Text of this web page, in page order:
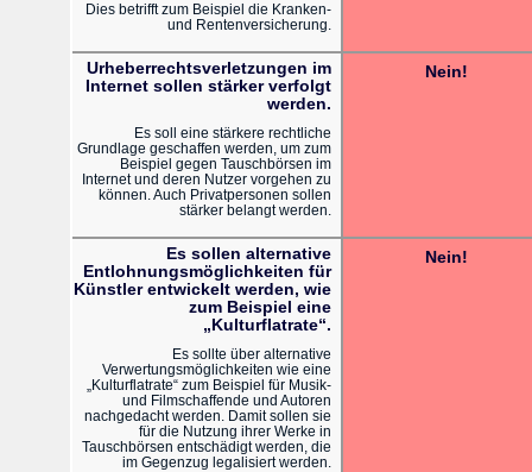
Dies betrifft zum Beispiel die Kranken-
und Rentenversicherung.
Urheberrechtsverletzungen im
Internet sollen stärker verfolgt
werden.
Es soll eine stärkere rechtliche
Grundlage geschaffen werden, um zum
Beispiel gegen Tauschbörsen im
Internet und deren Nutzer vorgehen zu
können. Auch Privatpersonen sollen
stärker belangt werden.
Nein!
Es sollen alternative
Entlohnungsmöglichkeiten für
Künstler entwickelt werden, wie
zum Beispiel eine
„Kulturflatrate“.
Es sollte über alternative
Verwertungsmöglichkeiten wie eine
„Kulturflatrate“ zum Beispiel für Musik-
und Filmschaffende und Autoren
nachgedacht werden. Damit sollen sie
für die Nutzung ihrer Werke in
Tauschbörsen entschädigt werden, die
im Gegenzug legalisiert werden.
Nein!